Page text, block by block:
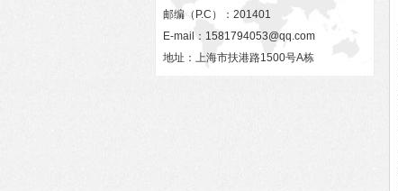
邮编（P.C）：201401
E-mail： 1581794053@qq.com
地址：上海市扶港路1500号A栋